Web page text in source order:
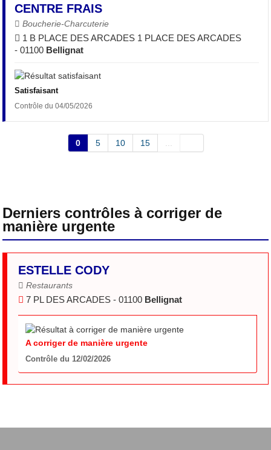
CENTRE FRAIS
Boucherie-Charcuterie
1 B PLACE DES ARCADES 1 PLACE DES ARCADES
- 01100 Bellignat
Satisfaisant
Contrôle du 04/05/2026
0 5 10 15
Derniers contrôles à corriger de
manière urgente
ESTELLE CODY
Restaurants
7 PL DES ARCADES - 01100 Bellignat
A corriger de manière urgente
Contrôle du 12/02/2026